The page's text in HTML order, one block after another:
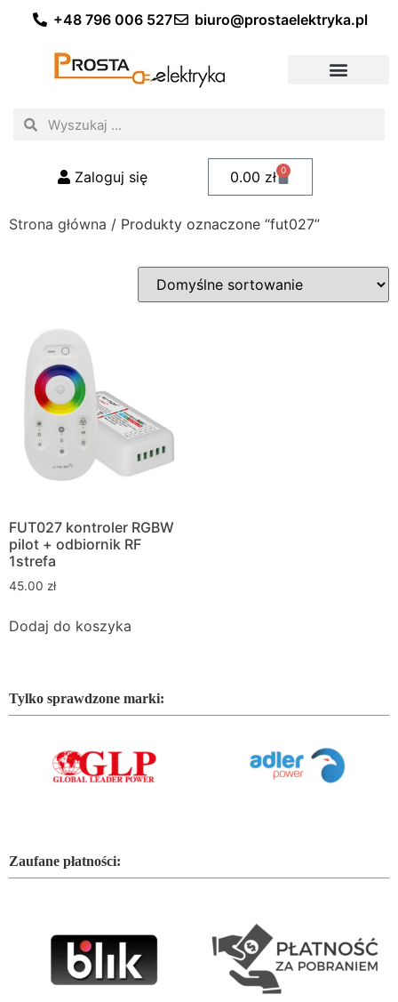
+48 796 006 527 biuro@prostaelektryka.pl
Zaloguj się 0.00 zł 0
Strona główna / Produkty oznaczone “fut027”
FUT027 kontroler RGBW
pilot + odbiornik RF
1strefa
45.00 zł
Dodaj do koszyka
Tylko sprawdzone marki:
Zaufane płatności: